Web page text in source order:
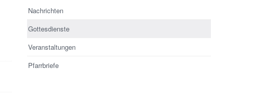
Nachrichten
Gottesdienste
Veranstaltungen
Pfarrbriefe